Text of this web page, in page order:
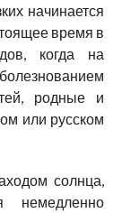
начинается
время в
когда на
родные и
или русском
солнца,
немедленно